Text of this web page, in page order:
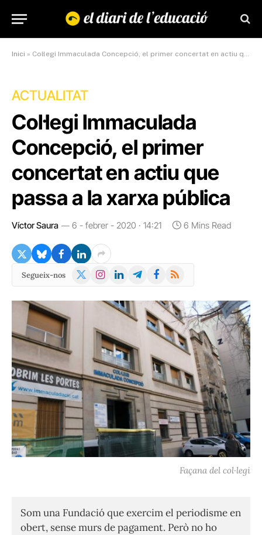
Inici » Col·legi Immaculada Concepció, el primer concertat en actiu que passa a la xarxa pública
ACTUALITAT
Col·legi Immaculada
Concepció, el primer
concertat en actiu que
passa a la xarxa pública
Víctor Saura 6 - febrer - 2020 · 14:21 6 Mins Read
Segueix-nos
X
Instagram
LinkedInTelegramFacebook
RSS
Façana del col·legi
Som una Fundació que exercim el periodisme en
obert, sense murs de pagament. Però no ho